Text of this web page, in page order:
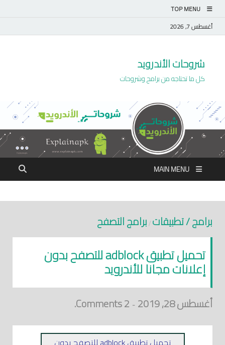
TOP MENU
أغسطس 7, 2026
شروحات الأندرويد
كل ما تحتاجه من برامج وشروحات
MAIN MENU
برامج / تطبيقات / برامج التصفح
تحميل تطبيق adblock للتصفح بدون
إعلانات مجانا للأندرويد
أغسطس 28, 2019 -
2 Comments.